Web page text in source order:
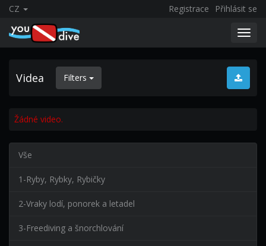
CZ Registrace Přihlásit se
Videa Filters
Žádné video.
Vše
1-Ryby, Rybky, Rybičky
2-Vraky lodí, ponorek a letadel
3-Freediving a šnorchlování